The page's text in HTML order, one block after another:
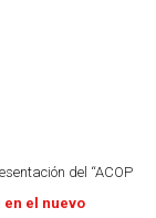
del “ACOP
en el nuevo